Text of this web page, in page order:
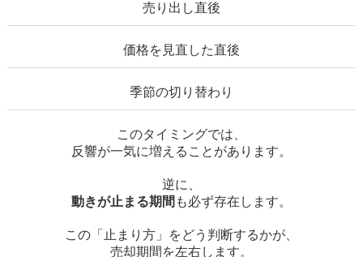
売り出し直後
価格を見直した直後
季節の切り替わり
このタイミングでは、
反響が一気に増えることがあります。
逆に、
動きが止まる期間 も必ず存在します。
この「止まり方」をどう判断するかが、
売却期間を左右します。